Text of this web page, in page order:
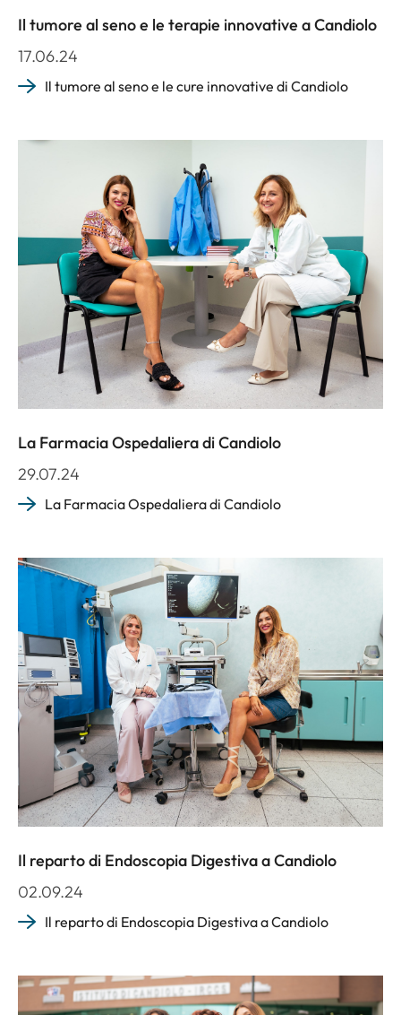
Il tumore al seno e le terapie innovative a Candiolo
17.06.24
Il tumore al seno e le cure innovative di Candiolo
La Farmacia Ospedaliera di Candiolo
29.07.24
La Farmacia Ospedaliera di Candiolo
Il reparto di Endoscopia Digestiva a Candiolo
02.09.24
Il reparto di Endoscopia Digestiva a Candiolo